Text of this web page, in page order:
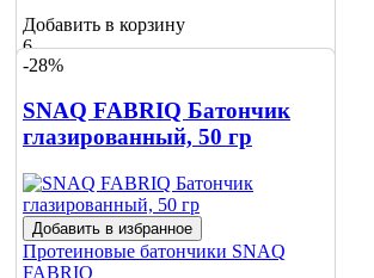
Добавить в корзину
6
-28%
SNAQ FABRIQ Батончик
глазированный, 50 гр
Добавить в избранное
Протеиновые батончики SNAQ
FABRIQ